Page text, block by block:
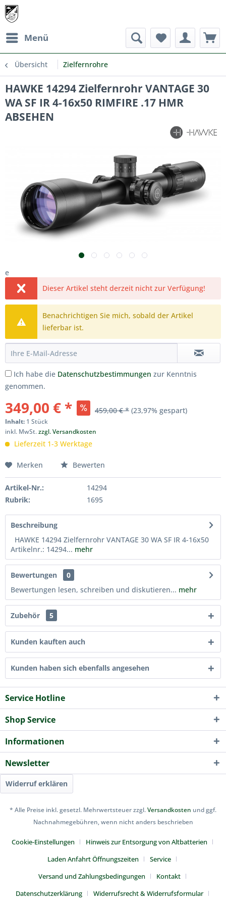
Menü
Übersicht Zielfernrohre
HAWKE 14294 Zielfernrohr VANTAGE 30
WA SF IR 4-16x50 RIMFIRE .17 HMR
ABSEHEN
e
Dieser Artikel steht derzeit nicht zur Verfügung!
Benachrichtigen Sie mich, sobald der Artikel
lieferbar ist.
Ich habe die Datenschutzbestimmungen zur Kenntnis
genommen.
349,00 € * 459,00 € * (23,97% gespart)
Inhalt: 1 Stück
inkl. MwSt.zzgl. Versandkosten
Lieferzeit 1-3 Werktage
Merken Bewerten
Artikel-Nr.:
14294
Rubrik:
1695
Beschreibung
HAWKE 14294 Zielfernrohr VANTAGE 30 WA SF IR 4-16x50
Artikelnr.: 14294... mehr
Bewertungen
0
Bewertungen lesen, schreiben und diskutieren... mehr
Zubehör 5
Kunden kauften auch
Kunden haben sich ebenfalls angesehen
Service Hotline
Shop Service
Informationen
Newsletter
Widerruf erklären
* Alle Preise inkl. gesetzl. Mehrwertsteuer zzgl.Versandkosten und ggf.
Nachnahmegebühren, wenn nicht anders beschrieben
Cookie-Einstellungen
Hinweis zur Entsorgung von Altbatterien
Laden Anfahrt Öffnungszeiten
Service
Versand und Zahlungsbedingungen
Kontakt
Datenschutzerklärung
Widerrufsrecht & Widerrufsformular